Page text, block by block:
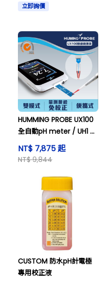
立即詢價
HUMMING PROBE UX100
全自動pH meter / UH1 免
校正微量pH酸鹼拋棄式電
極
NT$ 7,875 起
NT$ 9,844
CUSTOM 防水pH計電極
專用校正液